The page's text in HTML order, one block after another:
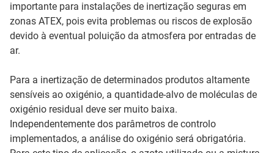
importante para instalações de inertização seguras em
zonas ATEX, pois evita problemas ou riscos de explosão
devido à eventual poluição da atmosfera por entradas de
ar.
Para a inertização de determinados produtos altamente
sensíveis ao oxigénio, a quantidade-alvo de moléculas de
oxigénio residual deve ser muito baixa.
Independentemente dos parâmetros de controlo
implementados, a análise do oxigénio será obrigatória.